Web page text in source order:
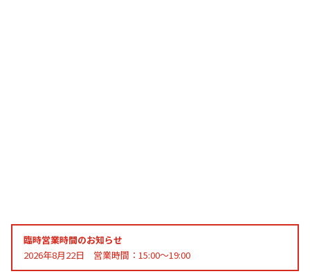
臨時営業時間のお知らせ
2026年8月22日 営業時間：15:00～19:00